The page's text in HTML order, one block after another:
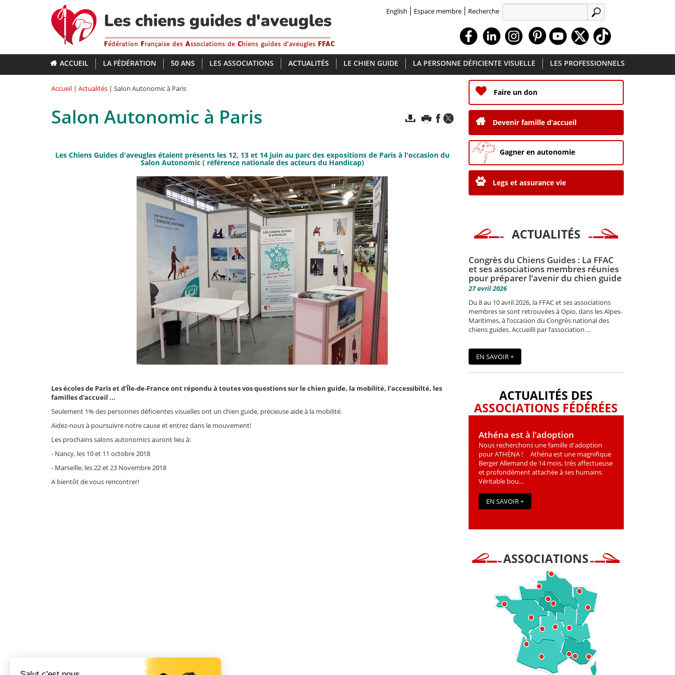
Les chiens guides d'aveugles
Fédération Française des Associations de Chiens guides d'aveugles FFAC
English Espace membre Recherche APPLIQUER
FacebookLinkedin Instagram Youtube
ACCUEIL LA FÉDÉRATION 50 ANS LES ASSOCIATIONS ACTUALITÉS LE CHIEN GUIDE LA PERSONNE DÉFICIENTE VISUELLE LES PROFESSIONNELS
Accueil | Actualités | Salon Autonomic à Paris
Salon Autonomic à Paris
Les Chiens Guides d'aveugles étaient présents les 12, 13 et 14 juin au parc des expositions de Paris à l'occasion du
Salon Autonomic ( référence nationale des acteurs du Handicap)
Les écoles de Paris et d'Île-de-France ont répondu à toutes vos questions sur le chien guide, la mobilité, l'accessibilté, les
familles d'accueil ...
Seulement 1% des personnes déficientes visuelles ont un chien guide, précieuse aide à la mobilité.
Aidez-nous à poursuivre notre cause et entrez dans le mouvement!
Les prochains salons autonomics auront lieu à:
- Nancy, les 10 et 11 octobre 2018
- Marseille, les 22 et 23 Novembre 2018
A bientôt de vous rencontrer!
Faire un don
Devenir famille d’accueil
Gagner en autonomie
Legs et assurance vie
ACTUALITÉS
Congrès du Chiens Guides : La FFAC
et ses associations membres réunies
pour préparer l’avenir du chien guide
27 avril 2026
Du 8 au 10 avril 2026, la FFAC et ses associations
membres se sont retrouvées à Opio, dans les Alpes-
Maritimes, à l’occasion du Congrès national des
chiens guides. Accueilli par l’association ...
EN SAVOIR +
ACTUALITÉS DES
ASSOCIATIONS FÉDÉRÉES
Athéna est à l’adoption
Nous recherchons une famille d'adoption
pour ATHÉNA ! Athéna est une magniﬁque
Berger Allemand de 14 mois, très affectueuse
et profondément attachée à ses humains.
Véritable bou...
EN SAVOIR +
ASSOCIATIONS